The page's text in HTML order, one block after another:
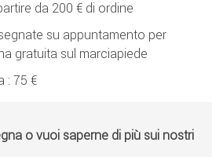
da 200 € di ordine
su appuntamento per
gratuita sul marciapiede
: 75 €
o vuoi saperne di più sui nostri